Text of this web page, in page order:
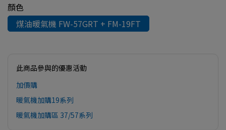
顏色
煤油暖氣機 FW-57GRT + FM-19FT
此商品參與的優惠活動
加價購
暖氣機加購19系列
暖氣機加購區 37/57系列